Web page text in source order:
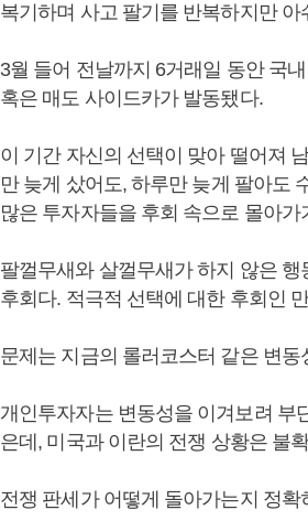
복기하며 사고 팔기를 반복하지만 아
3월 들어 전날까지 6거래일 동안 국
혹은 매도 사이드카가 발동됐다.
이 기간 자신의 선택이 맞아 떨어져
만 늦게 샀어도, 하루만 늦게 팔아도
많은 투자자들을 후회 속으로 몰아가
팔껄무새와 살껄무새가 하지 않은
후회다. 적극적 선택에 대한 후회인
문제는 지금의 롤러코스터 같은 변
개인투자자는 변동성을 이겨보려 부
은데, 미국과 이란의 전쟁 상황은 불
전쟁 판세가 어떻게 돌아가는지 정